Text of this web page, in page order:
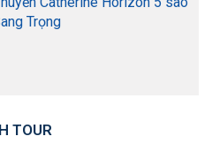
Trọng
TOUR